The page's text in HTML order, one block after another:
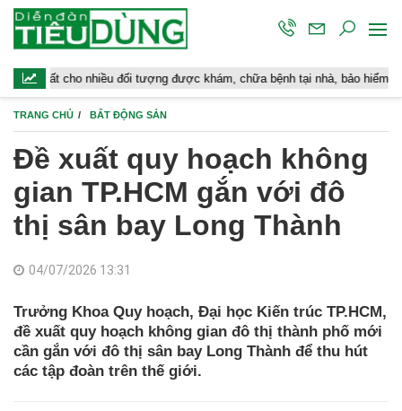
nhiều đối tượng được khám, chữa bệnh tại nhà, bảo hiểm y tế chi trả
TRANG CHỦ BẤT ĐỘNG SẢN
Đề xuất quy hoạch không
gian TP.HCM gắn với đô
thị sân bay Long Thành
04/07/2026 13:31
Trưởng Khoa Quy hoạch, Đại học Kiến trúc TP.HCM,
đề xuất quy hoạch không gian đô thị thành phố mới
cần gắn với đô thị sân bay Long Thành để thu hút
các tập đoàn trên thế giới.